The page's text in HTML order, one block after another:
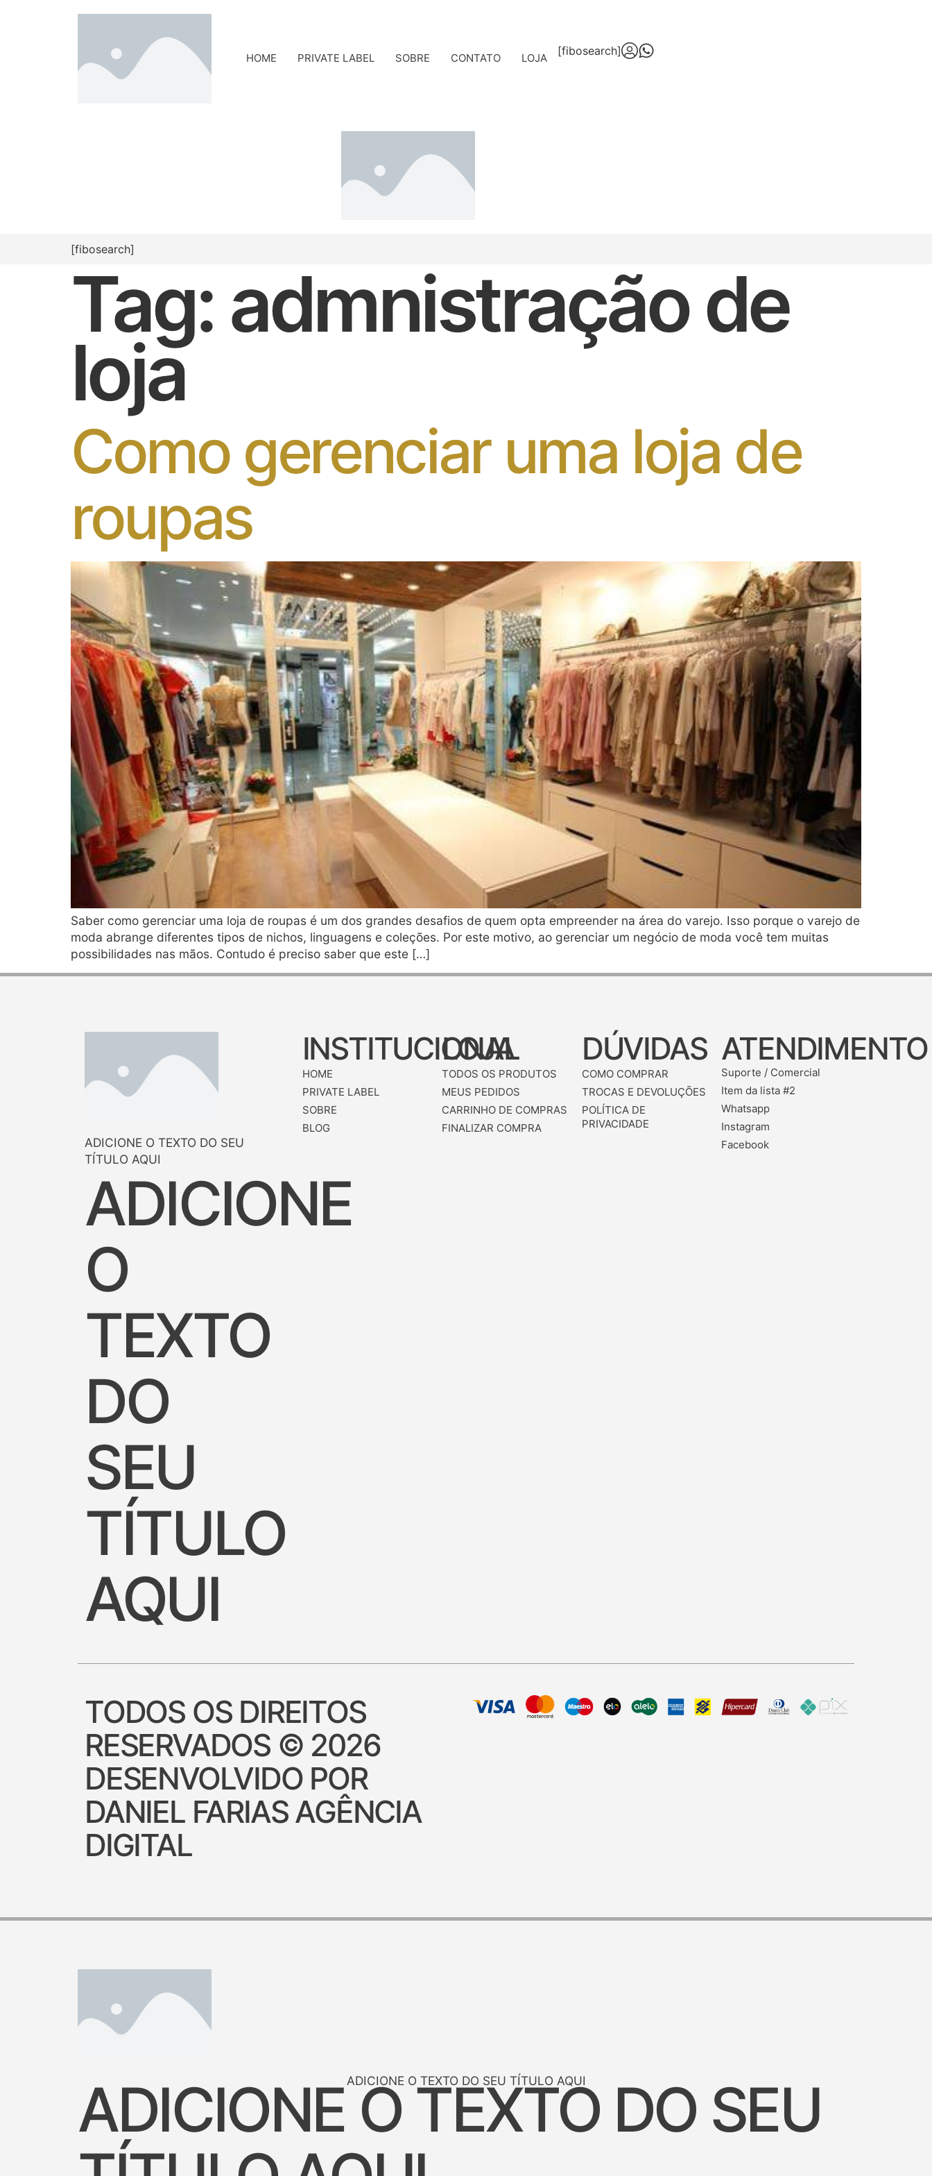
HOME PRIVATE LABEL SOBRE CONTATO LOJA
[fibosearch]
[fibosearch]
Tag: admnistração de
loja
Como gerenciar uma loja de
roupas
Saber como gerenciar uma loja de roupas é um dos grandes desafios de quem opta empreender na área do varejo. Isso porque o varejo de
moda abrange diferentes tipos de nichos, linguagens e coleções. Por este motivo, ao gerenciar um negócio de moda você tem muitas
possibilidades nas mãos. Contudo é preciso saber que este […]
ADICIONE O TEXTO DO SEU
TÍTULO AQUI
ADICIONE
O
TEXTO
DO
SEU
TÍTULO
AQUI
INSTITUCIONAL
HOME
PRIVATE LABEL
SOBRE
BLOG
LOJA
TODOS OS PRODUTOS
MEUS PEDIDOS
CARRINHO DE COMPRAS
FINALIZAR COMPRA
DÚVIDAS
COMO COMPRAR
TROCAS E DEVOLUÇÕES
POLÍTICA DE
PRIVACIDADE
ATENDIMENTO
Suporte / Comercial
Item da lista #2
Whatsapp
Instagram
Facebook
TODOS OS DIREITOS
RESERVADOS © 2026
DESENVOLVIDO POR
DANIEL FARIAS AGÊNCIA
DIGITAL
ADICIONE O TEXTO DO SEU TÍTULO AQUI
ADICIONE O TEXTO DO SEU